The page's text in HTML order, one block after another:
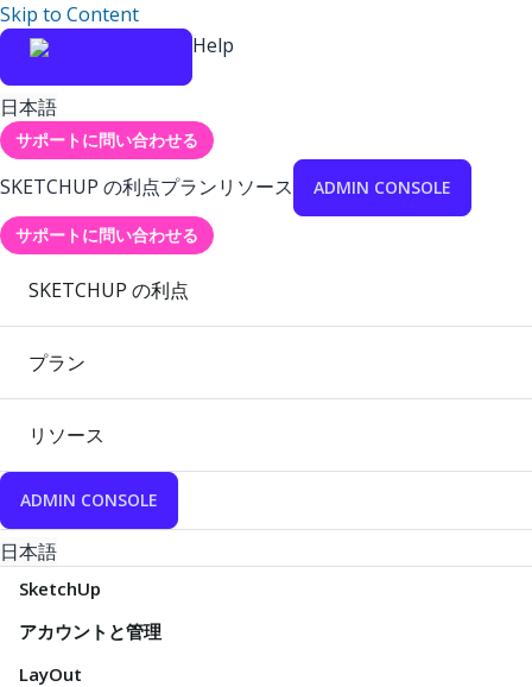
Skip to Content
Help
日本語
サポートに問い合わせる
SKETCHUP の利点プランリソース ADMIN CONSOLE
サポートに問い合わせる
SKETCHUP の利点
プラン
リソース
ADMIN CONSOLE
日本語
SketchUp
アカウントと管理
LayOut